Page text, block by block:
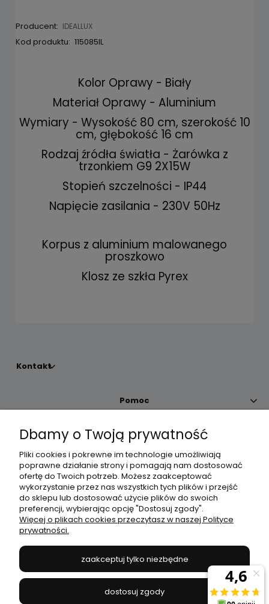
Producent: IDEALLUX
Kod produktu: 115085IL
Kolor Oprawy - Biały
Materiał Oprawy - Aluminium
Wymiary - Wysokość 80 cm, szerokość 10
cm, głębokość 16 cm
Rodzaj źródła światła - Żarówka z
trzonkiem G9 2X15W
Stopień szczelności - IP44
Napięcie zasilania - 230V 50Hz
Korpus z aluminium malowanego
proszkowo
Klosz ze szkła Pyrex
Kontakt
Pomoc
Moje konto
Płatności i dostawa
Informacje
JANEX
669-050-03-43
504 545 749//E-mail:sklep@janexmarket.pl
Dbamy o Twoją prywatność
Pliki cookies i pokrewne im technologie umożliwiają
poprawne działanie strony i pomagają nam dostosować
ofertę do Twoich potrzeb. Możesz zaakceptować
wykorzystanie przez nas wszystkich tych plików i przejść
do sklepu lub dostosować użycie plików do swoich
preferencji, wybierając opcję "Dostosuj zgody".
Więcej o plikach cookies przeczytasz w naszej Polityce
prywatności.
zaakceptuj tylko niezbędne
dostosuj zgody